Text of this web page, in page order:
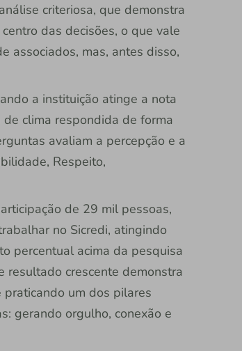
criteriosa, que demonstra
das decisões, o que vale
associados, mas, antes disso,
a instituição atinge a nota
clima respondida de forma
avaliam a percepção e a
Respeito,
de 29 mil pessoas,
no Sicredi, atingindo
percentual acima da pesquisa
resultado crescente demonstra
um dos pilares
gerando orgulho, conexão e